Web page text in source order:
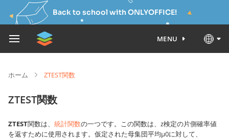
Back to school with ONLYOFFICE!
MENU
ホーム ZTEST関数
ZTEST関数
ZTEST関数は、 統計関数の一つです。この関数は、z検定の片側確率値
を返すために使用されます。仮定された母集団平均μ0に対して、